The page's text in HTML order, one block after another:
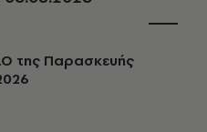
της Παρασκευής